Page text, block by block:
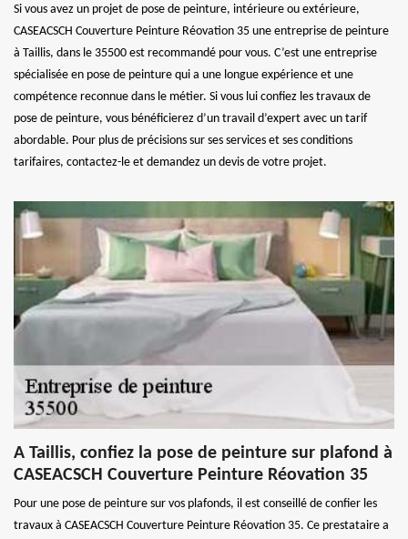
Si vous avez un projet de pose de peinture, intérieure ou extérieure,
CASEACSCH Couverture Peinture Réovation 35 une entreprise de peinture
à Taillis, dans le 35500 est recommandé pour vous. C’est une entreprise
spécialisée en pose de peinture qui a une longue expérience et une
compétence reconnue dans le métier. Si vous lui confiez les travaux de
pose de peinture, vous bénéficierez d’un travail d’expert avec un tarif
abordable. Pour plus de précisions sur ses services et ses conditions
tarifaires, contactez-le et demandez un devis de votre projet.
A Taillis, confiez la pose de peinture sur plafond à
CASEACSCH Couverture Peinture Réovation 35
Pour une pose de peinture sur vos plafonds, il est conseillé de confier les
travaux à CASEACSCH Couverture Peinture Réovation 35. Ce prestataire a